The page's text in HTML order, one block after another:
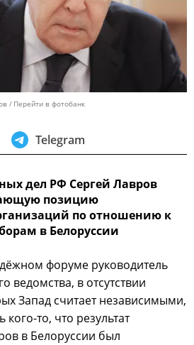
Перейти в фотобанк
Telegram
дел РФ Сергей Лавров
позицию
по отношению к
в Белоруссии
форуме руководитель
ведомства, в отсутствии
Запад считает независимыми,
то, что результат
в Белоруссии был